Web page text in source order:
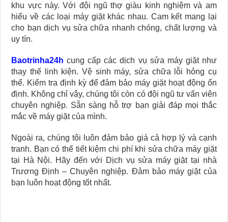
khu vực này. Với đội ngũ thợ giàu kinh nghiệm và am
hiểu về các loại máy giặt khác nhau. Cam kết mang lại
cho bạn dịch vụ sửa chữa nhanh chóng, chất lượng và
uy tín.
Baotrinha24h cung cấp các dịch vụ sửa máy giặt như
thay thế linh kiện. Vệ sinh máy, sửa chữa lỗi hỏng cụ
thể. Kiểm tra định kỳ để đảm bảo máy giặt hoạt động ổn
định. Không chỉ vậy, chúng tôi còn có đội ngũ tư vấn viên
chuyên nghiệp. Sẵn sàng hỗ trợ bạn giải đáp mọi thắc
mắc về máy giặt của mình.
Ngoài ra, chúng tôi luôn đảm bảo giá cả hợp lý và cạnh
tranh. Bạn có thể tiết kiệm chi phí khi sửa chữa máy giặt
tại Hà Nội. Hãy đến với Dịch vụ sửa máy giặt tại nhà
Trương Định – Chuyên nghiệp. Đảm bảo máy giặt của
bạn luôn hoạt động tốt nhất.